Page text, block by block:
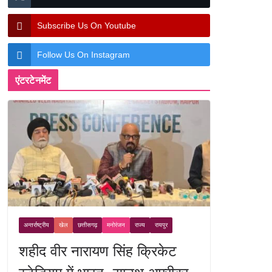
Subscribe Us On Youtube
Follow Us On Instagram
एंटरटेनमेंट
अन्तर्राष्ट्रीय खेल छत्तीसगढ़ मनोरंजन राज्य रायपुर
शहीद वीर नारायण सिंह क्रिकेट